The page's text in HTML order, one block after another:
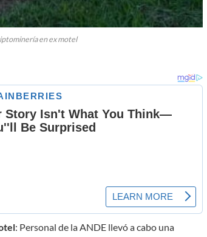
en ex motel
: Personal de la ANDE llevó a cabo una